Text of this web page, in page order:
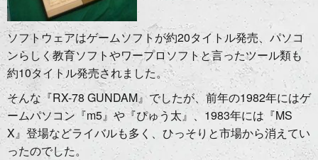
ソフトウェアはゲームソフトが約20タイトル発売、パソコ
ンらしく教育ソフトやワープロソフトと言ったツール類も
約10タイトル発売されました。
そんな『RX-78 GUNDAM』でしたが、前年の1982年にはゲ
ームパソコン『m5』や『ぴゅう太』、1983年には『MS
X』登場などライバルも多く、ひっそりと市場から消えてい
ったのでした。